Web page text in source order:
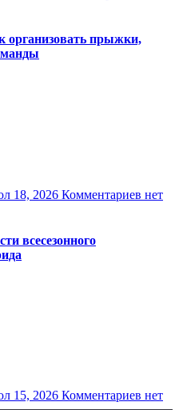
организовать прыжки,
18, 2026 Комментариев нет
всесезонного
15, 2026 Комментариев нет